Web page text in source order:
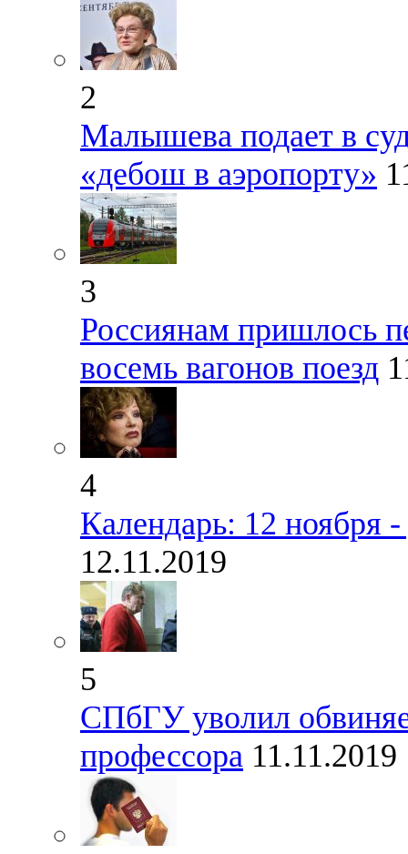
2
Малышева подает в
«дебош в аэропорту»
3
Россиянам пришлось
восемь вагонов поезд
4
Календарь: 12 ноября
12.11.2019
5
СПбГУ уволил
профессора 11.11.2019